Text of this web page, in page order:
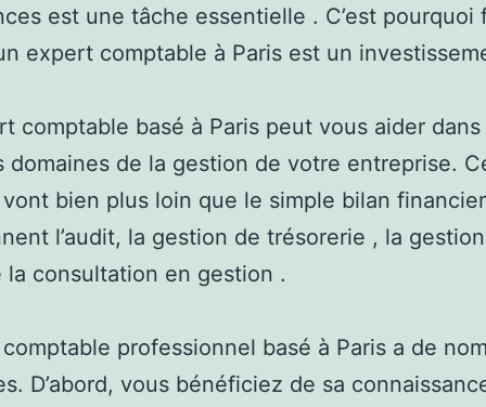
est une tâche essentielle . C’est pourquoi
expert comptable à Paris est un
comptable basé à Paris peut vous aider dans
domaines de la gestion de votre entreprise.
bien plus loin que le simple bilan
l’audit, la gestion de trésorerie , la
la consultation en gestion .
professionnel basé à Paris a de
D’abord, vous bénéficiez de sa